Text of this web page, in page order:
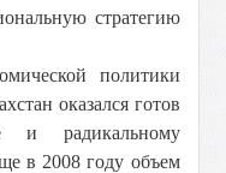
стратегию
политики
оказался готов
и радикальному
в 2008 году объем